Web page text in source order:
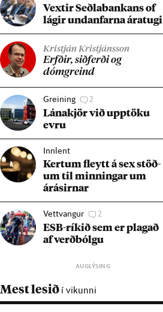
Vext­ir Seðla­bank­ans of
lág­ir und­an­farna ára­tugi
Kristján Kristjánsson
Erfð­ir, sið­ferði og
dómgreind
Greining 2
Lána­kjör við upp­töku
evru
Innlent
Kert­um fleytt á sex stöð­
um til minn­ing­ar um
árás­irn­ar
Vettvangur 2
ESB-rík­ið sem er plag­að
af verð­bólgu
Mest lesið í vikunni